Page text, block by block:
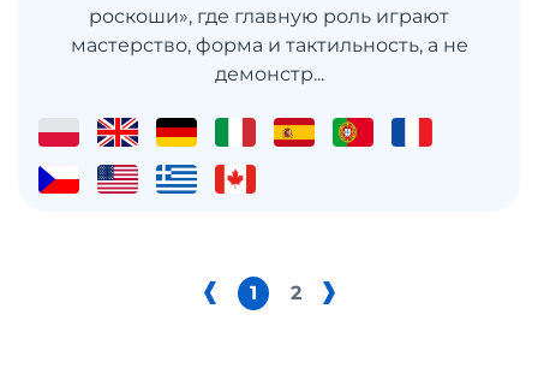
роскоши», где главную роль играют
мастерство, форма и тактильность, а не
демонстр...
1 2